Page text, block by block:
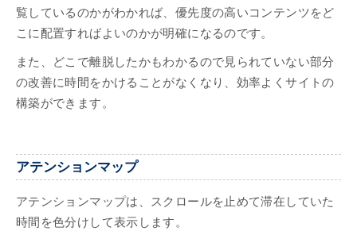
覧しているのかがわかれば、優先度の高いコンテンツをど
こに配置すればよいのかが明確になるのです。
また、どこで離脱したかもわかるので見られていない部分
の改善に時間をかけることがなくなり、効率よくサイトの
構築ができます。
アテンションマップ
アテンションマップは、スクロールを止めて滞在していた
時間を色分けして表示します。